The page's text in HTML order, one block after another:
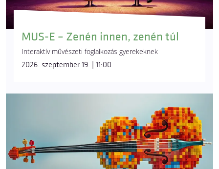
MUS-E – Zenén innen, zenén túl
Interaktív művészeti foglalkozás gyerekeknek
2026. szeptember 19. | 11:00